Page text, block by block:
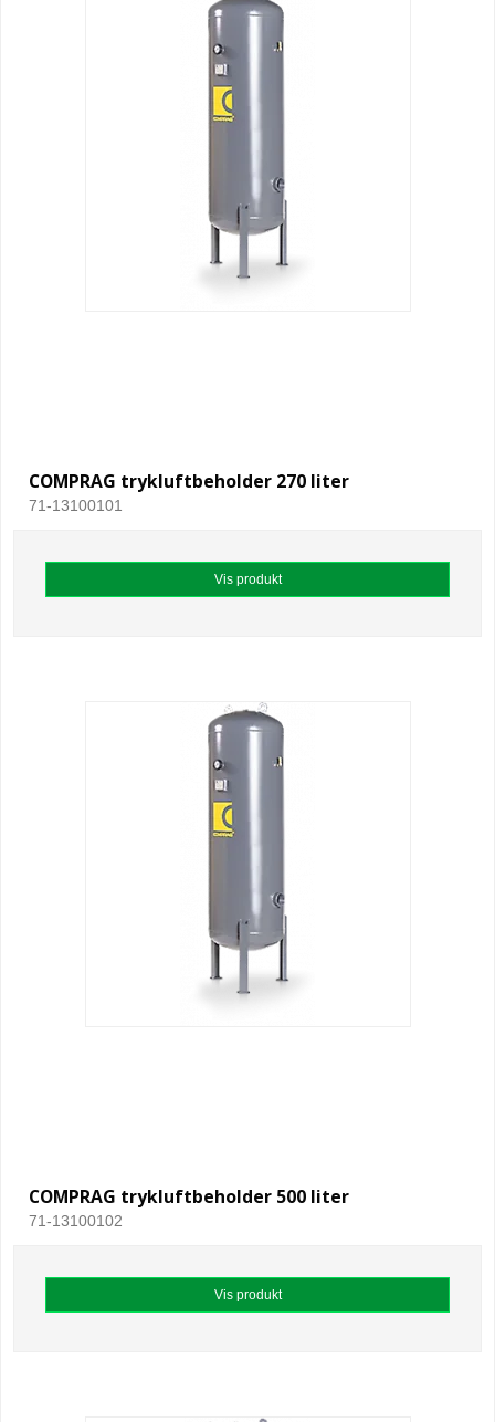
COMPRAG trykluftbeholder 270 liter
71-13100101
Vis produkt
COMPRAG trykluftbeholder 500 liter
71-13100102
Vis produkt